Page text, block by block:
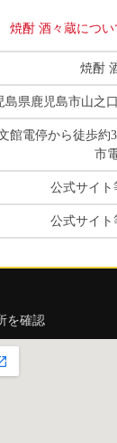
焼酎 酒々蔵につい
焼酎
島県鹿児島市山之
館電停から徒歩約
市
公式サイト
公式サイト
を確認